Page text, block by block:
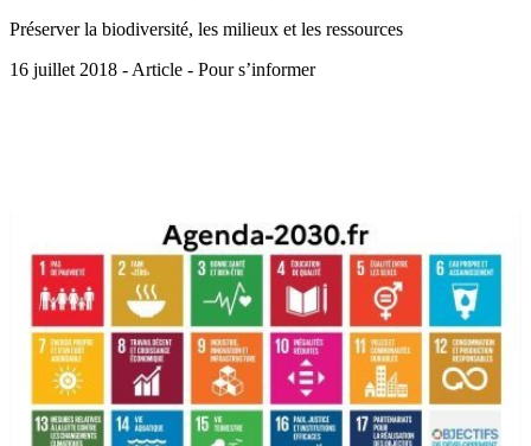
Préserver la biodiversité, les milieux et les ressources
16 juillet 2018 - Article - Pour s’informer